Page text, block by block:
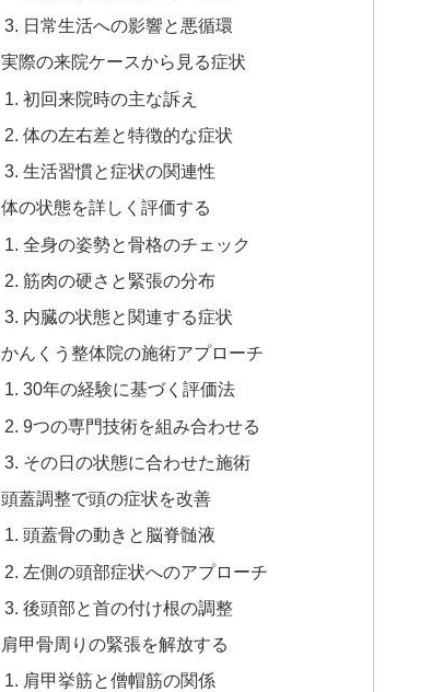
日常生活への影響と悪循環
実際の来院ケースから見る症状
初回来院時の主な訴え
体の左右差と特徴的な症状
生活習慣と症状の関連性
体の状態を詳しく評価する
全身の姿勢と骨格のチェック
筋肉の硬さと緊張の分布
内臓の状態と関連する症状
かんくう整体院の施術アプローチ
30年の経験に基づく評価法
9つの専門技術を組み合わせる
その日の状態に合わせた施術
頭蓋調整で頭の症状を改善
頭蓋骨の動きと脳脊髄液
左側の頭部症状へのアプローチ
後頭部と首の付け根の調整
肩甲骨周りの緊張を解放する
肩甲挙筋と僧帽筋の関係